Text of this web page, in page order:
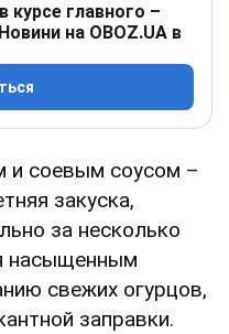
курсе главного –
на OBOZ.UA в
и соевым соусом –
закуска,
за несколько
насыщенным
свежих огурцов,
заправки.